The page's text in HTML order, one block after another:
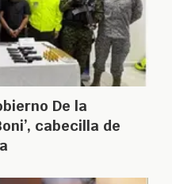
De la
cabecilla de